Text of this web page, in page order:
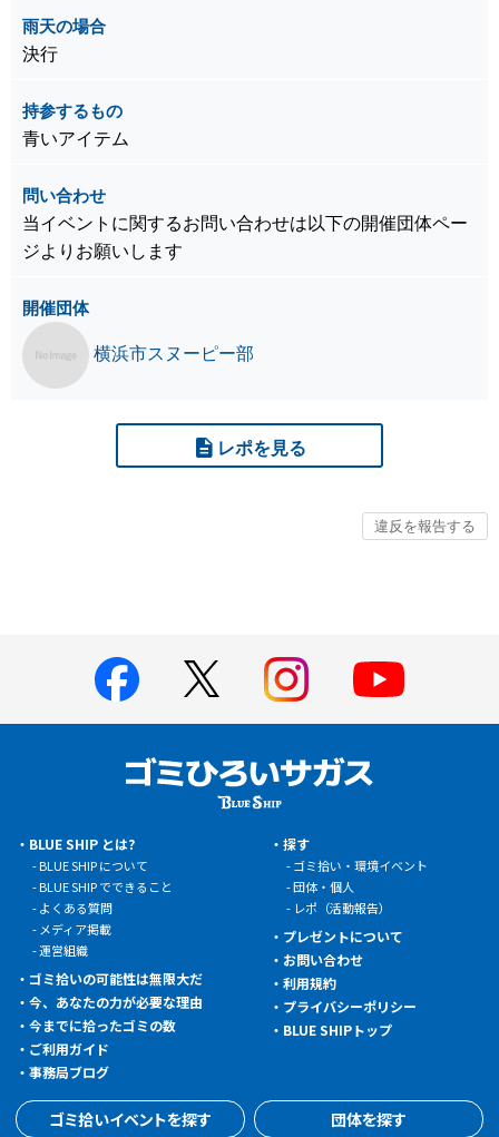
雨天の場合
決行
持参するもの
青いアイテム
問い合わせ
当イベントに関するお問い合わせは以下の開催団体ペー
ジよりお願いします
開催団体
横浜市スヌーピー部
レポを見る
BLUE SHIP とは?
BLUE SHIP について
BLUE SHIP でできること
よくある質問
メディア掲載
運営組織
ゴミ拾いの可能性は無限大だ
今、あなたの力が必要な理由
今までに拾ったゴミの数
ご利用ガイド
事務局ブログ
探す
ゴミ拾い・環境イベント
団体・個人
レポ（活動報告）
プレゼントについて
お問い合わせ
利用規約
プライバシーポリシー
BLUE SHIPトップ
ゴミ拾いイベントを探す 団体を探す